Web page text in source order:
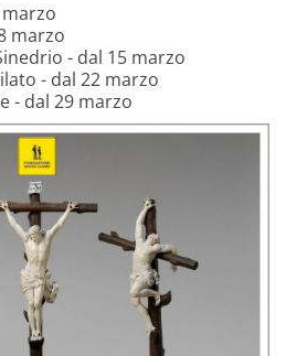
marzo
marzo
- dal 15 marzo
- dal 22 marzo
- dal 29 marzo